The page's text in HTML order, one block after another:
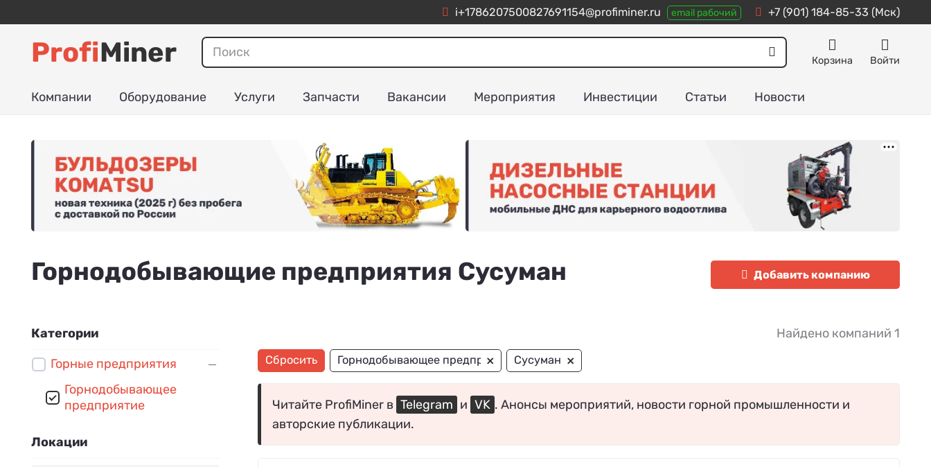
i+1786207500827691154@profiminer.ru email рабочий +7 (901) 184-85-33 (Мск)
ProfiMiner Корзина Войти
Компании Оборудование Услуги Запчасти Вакансии Мероприятия Инвестиции Статьи Новости
Горнодобывающие предприятия Сусуман Добавить компанию
Категории
Горные предприятия
Горнодобывающее
предприятие
Локации
Найдено компаний 1
Сбросить Горнодобывающее предприятие
× Сусуман ×
Читайте ProfiMiner в Telegram и VK . Анонсы мероприятий, новости горной промышленности и
авторские публикации.